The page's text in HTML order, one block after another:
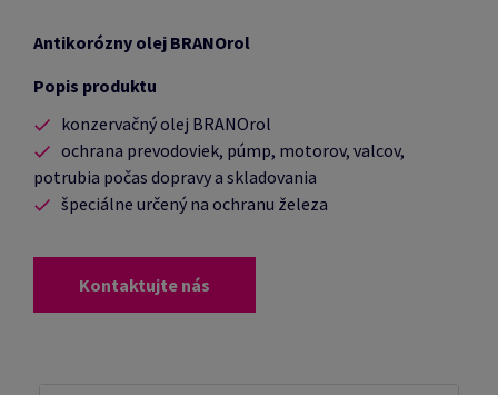
Antikorózny olej BRANOrol
Popis produktu
konzervačný olej BRANOrol
ochrana prevodoviek, púmp, motorov, valcov,
potrubia počas dopravy a skladovania
špeciálne určený na ochranu železa
Kontaktujte nás